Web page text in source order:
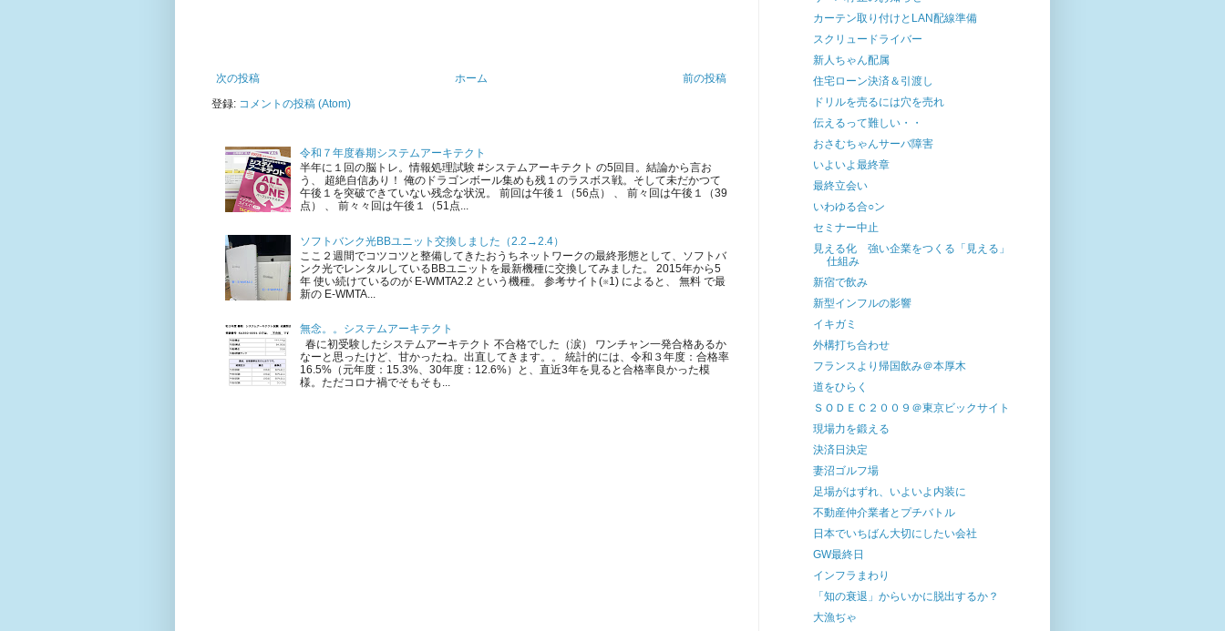
次の投稿 前の投稿
ホーム
登録: コメントの投稿 (Atom)
令和７年度春期システムアーキテクト
半年に１回の脳トレ。情報処理試験 #システムアーキテクト の5回目。結論から言お
う、 超絶自信あり！ 俺のドラゴンボール集めも残１のラスボス戦。そして未だかつて
午後１を突破できていない残念な状況。 前回は午後１（56点） 、 前々回は午後１（39
点） 、 前々々回は午後１（51点...
ソフトバンク光BBユニット交換しました（2.2→2.4）
ここ２週間でコツコツと整備してきたおうちネットワークの最終形態として、ソフトバ
ンク光でレンタルしているBBユニットを最新機種に交換してみました。 2015年から5
年 使い続けているのが E-WMTA2.2 という機種。 参考サイト(※1) によると、 無料 で最
新の E-WMTA...
無念。。システムアーキテクト
春に初受験したシステムアーキテクト 不合格でした（涙） ワンチャン一発合格あるか
なーと思ったけど、甘かったね。出直してきます。。 統計的には、令和３年度：合格率
16.5%（元年度：15.3%、30年度：12.6%）と、直近3年を見ると合格率良かった模
様。ただコロナ禍でそもそも...
カーテン取り付けとLAN配線準備
スクリュードライバー
新人ちゃん配属
住宅ローン決済＆引渡し
ドリルを売るには穴を売れ
伝えるって難しい・・
おさむちゃんサーバ障害
いよいよ最終章
最終立会い
いわゆる合○ン
セミナー中止
見える化 強い企業をつくる「見える」
仕組み
新宿で飲み
新型インフルの影響
イキガミ
外構打ち合わせ
フランスより帰国飲み＠本厚木
道をひらく
ＳＯＤＥＣ２００９＠東京ビックサイト
現場力を鍛える
決済日決定
妻沼ゴルフ場
足場がはずれ、いよいよ内装に
不動産仲介業者とプチバトル
日本でいちばん大切にしたい会社
GW最終日
インフラまわり
「知の衰退」からいかに脱出するか？
大漁ぢゃ